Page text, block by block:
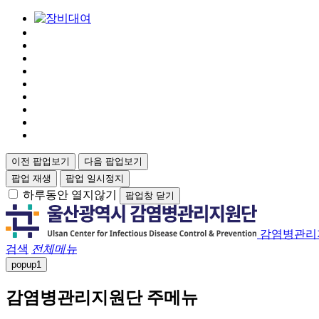
이전 팝업보기
다음 팝업보기
팝업 재생
팝업 일시정지
하루동안 열지않기 팝업창 닫기
감염병관
검색 전체메뉴
popup1
감염병관리지원단 주메뉴